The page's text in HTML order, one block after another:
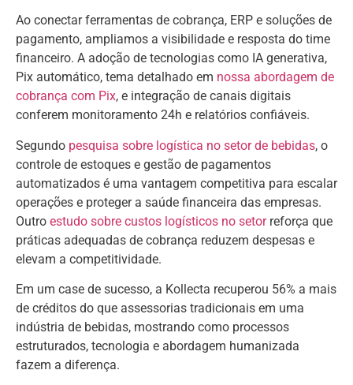
Ao conectar ferramentas de cobrança, ERP e soluções de
pagamento, ampliamos a visibilidade e resposta do time
financeiro. A adoção de tecnologias como IA generativa,
Pix automático, tema detalhado em nossa abordagem de
cobrança com Pix, e integração de canais digitais
conferem monitoramento 24h e relatórios confiáveis.
Segundo pesquisa sobre logística no setor de bebidas, o
controle de estoques e gestão de pagamentos
automatizados é uma vantagem competitiva para escalar
operações e proteger a saúde financeira das empresas.
Outro estudo sobre custos logísticos no setorreforça que
práticas adequadas de cobrança reduzem despesas e
elevam a competitividade.
Em um case de sucesso, a Kollecta recuperou 56% a mais
de créditos do que assessorias tradicionais em uma
indústria de bebidas, mostrando como processos
estruturados, tecnologia e abordagem humanizada
fazem a diferença.